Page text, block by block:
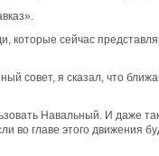
сейчас
совет, я сказал, что
Навальный. И даже
во главе этого